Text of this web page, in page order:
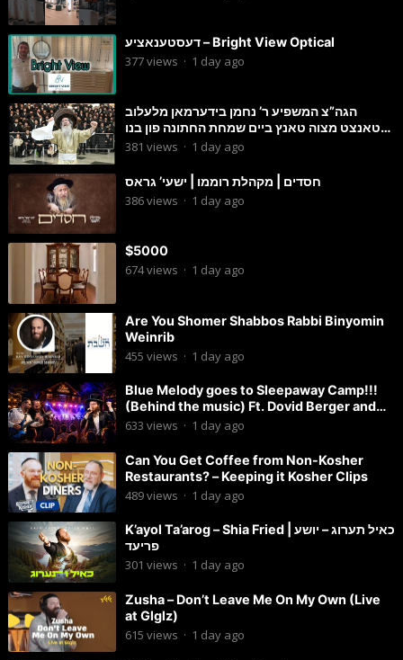
דעסטענאציע – Bright View Optical
377views · 1 day ago
הגה”צ המשפיע ר’ נחמן בידערמאן מלעלוב
טאנצט מצוה טאנץ ביים שמחת החתונה פון בנו
החתן
381 views · 1 day ago
חסדים | מקהלת רוממו | ישעי’ גראס
386views · 1 day ago
$5000
674views · 1 day ago
Are You Shomer Shabbos Rabbi Binyomin
Weinrib
455 views · 1 day ago
Blue Melody goes to Sleepaway Camp!!!
(Behind the music) Ft. Dovid Berger and
Chaim Brown
633 views · 1 day ago
Can You Get Coffee from Non-Kosher
Restaurants? – Keeping it Kosher Clips
489views · 1 day ago
K’ayol Ta’arog – Shia Fried | כאיל תערוג – יושע
פריעד
301 views · 1 day ago
Zusha – Don’t Leave Me On My Own (Live
at Glglz)
615 views · 1 day ago